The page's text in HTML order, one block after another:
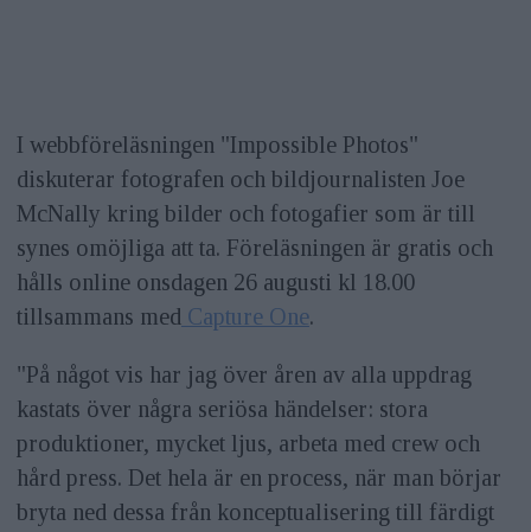
I webbföreläsningen "Impossible Photos"
diskuterar fotografen och bildjournalisten Joe
McNally kring bilder och fotogafier som är till
synes omöjliga att ta. Föreläsningen är gratis och
hålls online onsdagen 26 augusti kl 18.00
tillsammans med Capture One.
"På något vis har jag över åren av alla uppdrag
kastats över några seriösa händelser: stora
produktioner, mycket ljus, arbeta med crew och
hård press. Det hela är en process, när man börjar
bryta ned dessa från konceptualisering till färdigt